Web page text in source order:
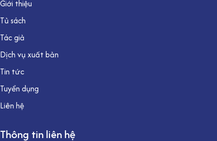
Giới thiệu
Tủ sách
Tác giả
Dịch vụ xuất bản
Tin tức
Tuyển dụng
Liên hệ
Thông tin liên hệ